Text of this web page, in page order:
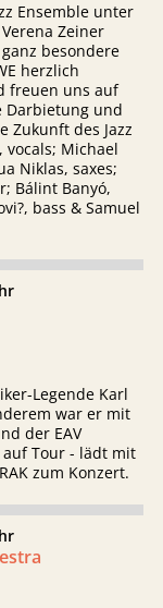
Ensemble unter
Zeiner
besondere
herzlich
freuen uns auf
Darbietung und
Zukunft des Jazz
vocals; Michael
Niklas, saxes;
Bálint Banyó,
bass & Samuel
Legende Karl
war er mit
der EAV
auf Tour - lädt mit
zum Konzert.